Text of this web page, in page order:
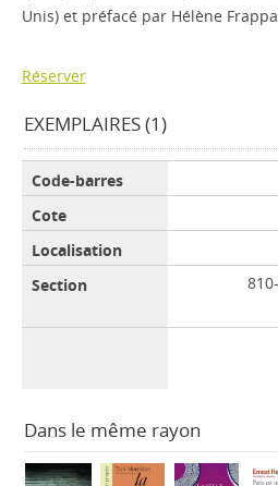
Unis) et préfacé par Hélène
Réserver
EXEMPLAIRES (1)
Dans le même rayon